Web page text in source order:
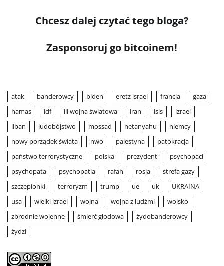
Chcesz dalej czytać tego bloga?
Zasponsoruj go bitcoinem!
atak banderowcy biden eretz israel francja
gaza
hamas
idf iii wojna światowa iran isis
izrael
liban
ludobójstwo mossad netanyahu
niemcy
nowy porządek świata
nwo palestyna
patokracja
państwo terrorystyczne
polska prezydent
psychopaci
psychopata
psychopatia rafah rosja
strefa gazy
szczepionki
terroryzm trump ue uk
UKRAINA
usa
wielki izrael wojna wojna z ludźmi
wojsko
zbrodnie wojenne
śmierć głodowa
żydobanderowcy
żydzi